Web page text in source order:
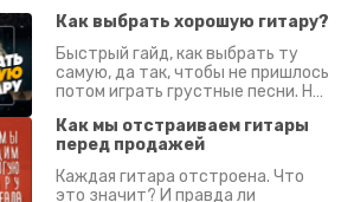
Как выбрать хорошую гитару?
Быстрый гайд, как выбрать ту
самую, да так, чтобы не пришлось
потом играть грустные песни. На
Как мы отстраиваем гитары
перед продажей
Каждая гитара отстроена. Что
это значит? И правда ли